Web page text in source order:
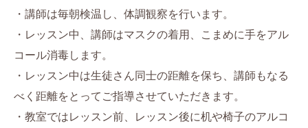
・講師は毎朝検温し、体調観察を行います。
・レッスン中、講師はマスクの着用、こまめに手をアル
コール消毒します。
・レッスン中は生徒さん同士の距離を保ち、講師もなる
べく距離をとってご指導させていただきます。
・教室ではレッスン前、レッスン後に机や椅子のアルコ